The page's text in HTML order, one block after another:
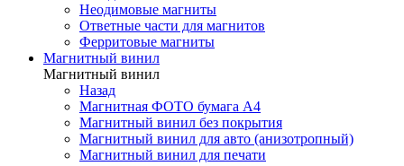
Неодимовые магниты
Ответные части для магнитов
Ферритовые магниты
Магнитный винил
Магнитный винил
Назад
Магнитная ФОТО бумага А4
Магнитный винил без покрытия
Магнитный винил для авто (анизотропный)
Магнитный винил для печати